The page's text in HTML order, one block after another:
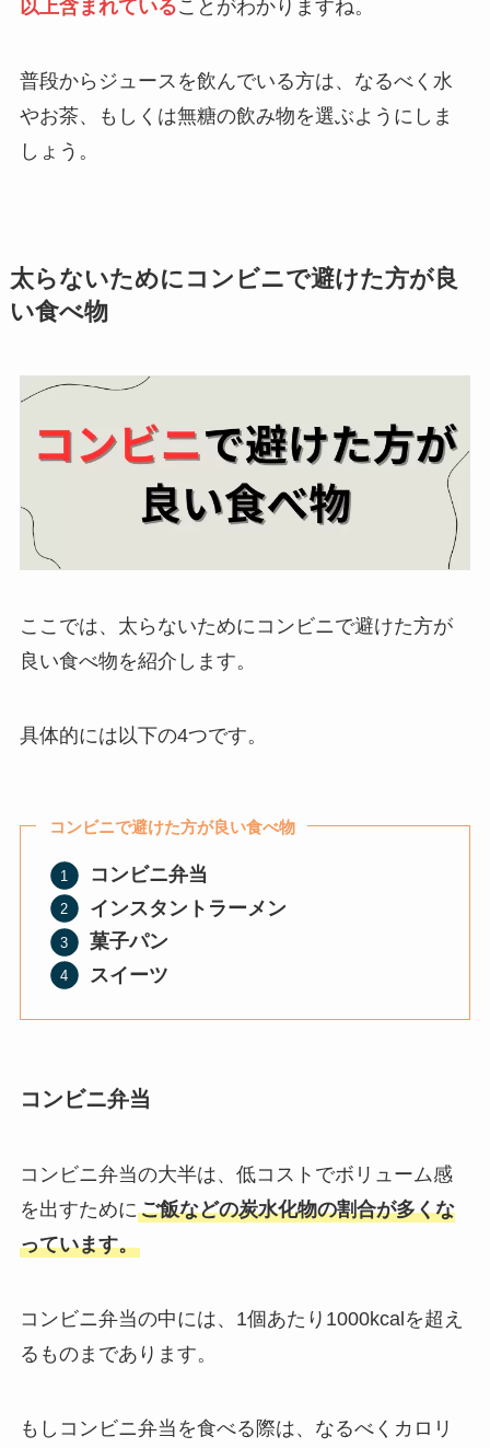
以上含まれていることがわかりますね。
普段からジュースを飲んでいる方は、なるべく水
やお茶、もしくは無糖の飲み物を選ぶようにしま
しょう。
太らないためにコンビニで避けた方が良
い食べ物
ここでは、太らないためにコンビニで避けた方が
良い食べ物を紹介します。
具体的には以下の4つです。
コンビニで避けた方が良い食べ物
コンビニ弁当
インスタントラーメン
菓子パン
スイーツ
コンビニ弁当
コンビニ弁当の大半は、低コストでボリューム感
を出すためにご飯などの炭水化物の割合が多くな
っています。
コンビニ弁当の中には、1個あたり1000kcalを超え
るものまであります。
もしコンビニ弁当を食べる際は、なるべくカロリ